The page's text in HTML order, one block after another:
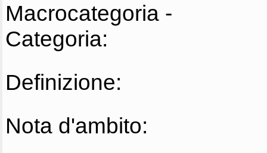
Macrocategoria -
Categoria:
Definizione:
Nota d'ambito: